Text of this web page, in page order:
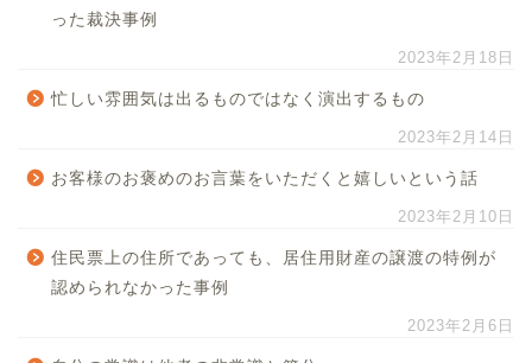
った裁決事例
2023年2月18日
忙しい雰囲気は出るものではなく演出するもの
2023年2月14日
お客様のお褒めのお言葉をいただくと嬉しいという話
2023年2月10日
住民票上の住所であっても、居住用財産の譲渡の特例が
認められなかった事例
2023年2月6日